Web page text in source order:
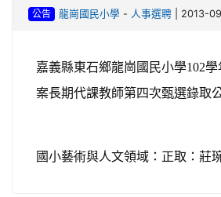
公告 龍崗國民小學- 人事選聘| 2013-
嘉義縣東石鄉龍崗國民小學102學
案長期代課教師第四次甄選錄取
國小藝術與人文領域： 正取： 莊